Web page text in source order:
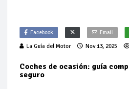
Facebook Email
La Guía del Motor Nov 13, 2025
Coches de ocasión: guía
seguro